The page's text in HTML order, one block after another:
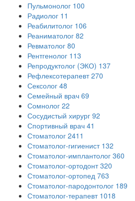
Пульмонолог 100
Радиолог 11
Реабилитолог 106
Реаниматолог 82
Ревматолог 80
Рентгенолог 113
Репродуктолог (ЭКО) 137
Рефлексотерапевт 270
Сексолог 48
Семейный врач 69
Сомнолог 22
Сосудистый хирург 92
Спортивный врач 41
Стоматолог 2411
Стоматолог-гигиенист 132
Стоматолог-имплантолог 360
Стоматолог-ортодонт 320
Стоматолог-ортопед 763
Стоматолог-пародонтолог 189
Стоматолог-терапевт 1018